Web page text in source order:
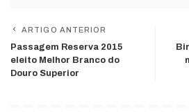
ARTIGO ANTERIOR
Passagem Reserva 2015
eleito Melhor Branco do
Douro Superior